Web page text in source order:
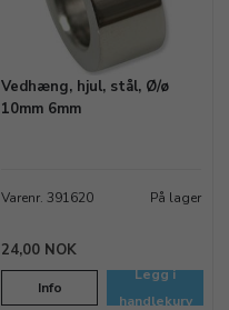
Vedhæng, hjul, stål, Ø/ø
10mm 6mm
Varenr. 391620 På lager
24,00 NOK
Info
Legg i
handlekurv